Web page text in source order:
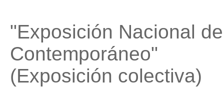
"Exposición Nacional
Contemporáneo"
(Exposición colectiva)